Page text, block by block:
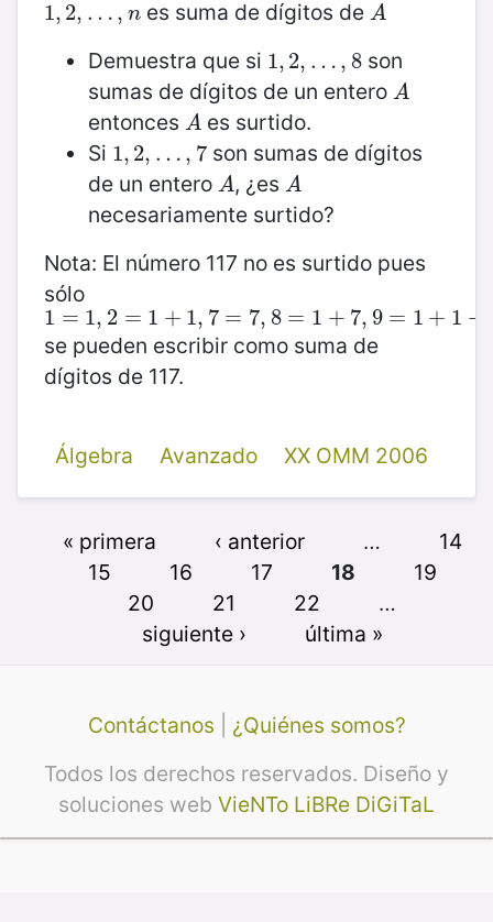
1, 2, … , n
1,2,… ,n es suma de dígitos de A
A
Demuestra que si 1, 2, … , 8
1,2,… ,8
son
sumas de dígitos de un entero A
A
entonces A
A es surtido.
Si 1, 2, … , 7
1,2,… ,7
son sumas de dígitos
de un entero A
A, ¿es A
A
necesariamente surtido?
Nota: El número 117 no es surtido pues
sólo
1 = 1, 2 = 1 + 1, 7 = 7, 8 = 1 + 7, 9 = 1 + 1 +
1 =1, 2=1 +1 7 =7 ,8 =1+ 7,9 = 1+ 1+7
se pueden escribir como suma de
dígitos de 117.
Álgebra Avanzado XX OMM 2006
« primera ‹ anterior …
14
15
16 17 18
19
20
21 22
…
siguiente ›
última »
Contáctanos
¿Quiénes somos?
Todos los derechos reservados. Diseño y
soluciones web VieNTo LiBRe DiGiTaL